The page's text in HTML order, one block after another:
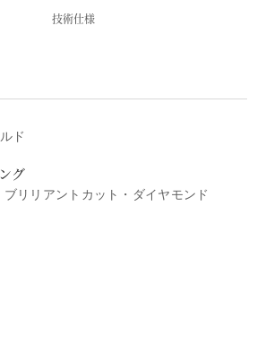
技術仕様
ド
グ
リリアントカット・ダイヤモンド